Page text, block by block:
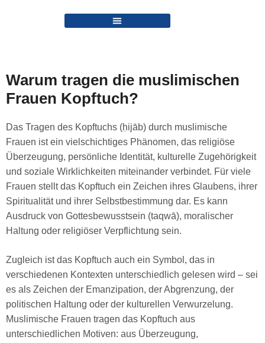
Warum tragen die muslimischen
Frauen Kopftuch?
Das Tragen des Kopftuchs (ḥijāb) durch muslimische
Frauen ist ein vielschichtiges Phänomen, das religiöse
Überzeugung, persönliche Identität, kulturelle Zugehörigkeit
und soziale Wirklichkeiten miteinander verbindet. Für viele
Frauen stellt das Kopftuch ein Zeichen ihres Glaubens, ihrer
Spiritualität und ihrer Selbstbestimmung dar. Es kann
Ausdruck von Gottesbewusstsein (taqwā), moralischer
Haltung oder religiöser Verpflichtung sein.
Zugleich ist das Kopftuch auch ein Symbol, das in
verschiedenen Kontexten unterschiedlich gelesen wird – sei
es als Zeichen der Emanzipation, der Abgrenzung, der
politischen Haltung oder der kulturellen Verwurzelung.
Muslimische Frauen tragen das Kopftuch aus
unterschiedlichen Motiven: aus Überzeugung,